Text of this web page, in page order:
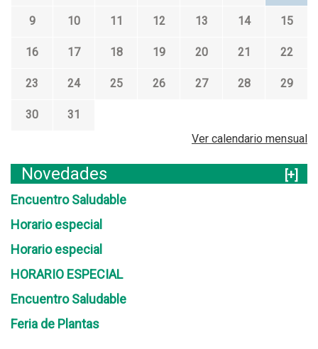
9 10 11 12 13 14 15
16 17 18 19 20 21 22
23 24 25 26 27 28 29
30
31
Ver calendario mensual
Novedades
[+]
Encuentro Saludable
Horario especial
Horario especial
HORARIO ESPECIAL
Encuentro Saludable
Feria de Plantas